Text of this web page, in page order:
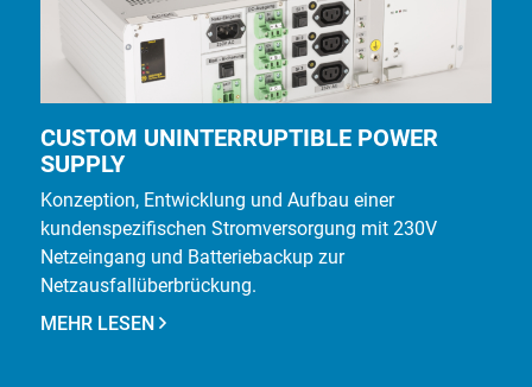
CUSTOM UNINTERRUPTIBLE POWER
SUPPLY
Konzeption, Entwicklung und Aufbau einer
kundenspezifischen Stromversorgung mit 230V
Netzeingang und Batteriebackup zur
Netzausfallüberbrückung.
MEHR LESEN